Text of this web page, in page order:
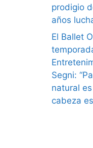
prodigio
años
El Ballet
Segni:
natural
cabeza